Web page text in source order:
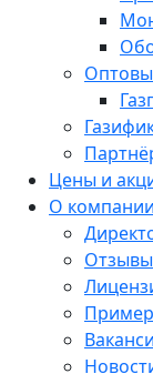
Цены и
О компании
Отзывы